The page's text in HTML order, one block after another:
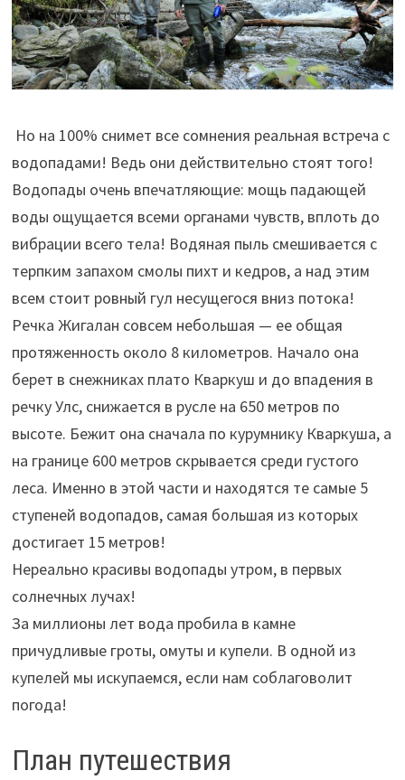
Но на 100% снимет все сомнения реальная встреча с
водопадами! Ведь они действительно стоят того!
Водопады очень впечатляющие: мощь падающей
воды ощущается всеми органами чувств, вплоть до
вибрации всего тела! Водяная пыль смешивается с
терпким запахом смолы пихт и кедров, а над этим
всем стоит ровный гул несущегося вниз потока!
Речка Жигалан совсем небольшая — ее общая
протяженность около 8 километров. Начало она
берет в снежниках плато Кваркуш и до впадения в
речку Улс, снижается в русле на 650 метров по
высоте. Бежит она сначала по курумнику Кваркуша, а
на границе 600 метров скрывается среди густого
леса. Именно в этой части и находятся те самые 5
ступеней водопадов, самая большая из которых
достигает 15 метров!
Нереально красивы водопады утром, в первых
солнечных лучах!
За миллионы лет вода пробила в камне
причудливые гроты, омуты и купели. В одной из
купелей мы искупаемся, если нам соблаговолит
погода!
План путешествия